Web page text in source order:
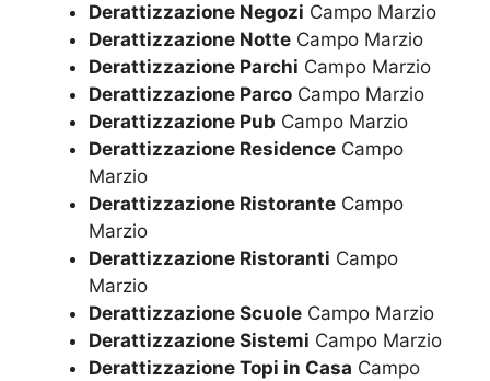
Derattizzazione Negozi Campo Marzio
Derattizzazione Notte Campo Marzio
Derattizzazione Parchi Campo Marzio
Derattizzazione Parco Campo Marzio
Derattizzazione Pub Campo Marzio
Derattizzazione Residence Campo
Marzio
Derattizzazione Ristorante Campo
Marzio
Derattizzazione Ristoranti Campo
Marzio
Derattizzazione Scuole Campo Marzio
Derattizzazione Sistemi Campo Marzio
Derattizzazione Topi in Casa Campo